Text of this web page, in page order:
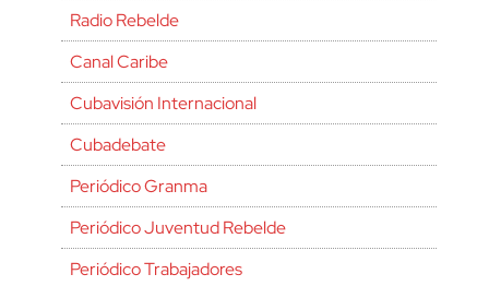
Radio Rebelde
Canal Caribe
Cubavisión Internacional
Cubadebate
Periódico Granma
Periódico Juventud Rebelde
Periódico Trabajadores